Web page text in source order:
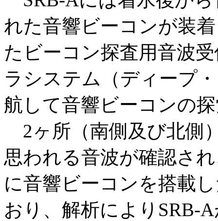
れた音響ビーコンが装
たビーコン探査用音波
ラシステム（ディープ
航して音響ビーコンの
2ヶ所（南側及び北側
思われる音波が確認さ
に音響ビーコンを搭載
おり、解析によりSRB-